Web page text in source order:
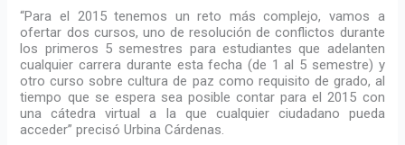
“Para el 2015 tenemos un reto más complejo, vamos a
ofertar dos cursos, uno de resolución de conflictos durante
los primeros 5 semestres para estudiantes que adelanten
cualquier carrera durante esta fecha (de 1 al 5 semestre) y
otro curso sobre cultura de paz como requisito de grado, al
tiempo que se espera sea posible contar para el 2015 con
una cátedra virtual a la que cualquier ciudadano pueda
acceder” precisó Urbina Cárdenas.